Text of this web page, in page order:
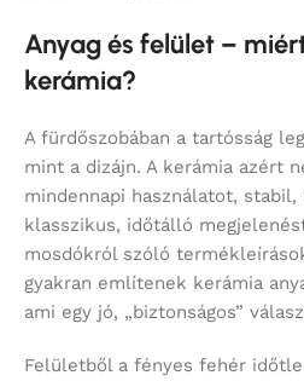
Anyag és felület –
kerámia?
A fürdőszobában a tartósság
mint a dizájn. A kerámia azért
mindennapi használatot,
klasszikus, időtálló
mosdókról szóló
gyakran említenek kerámia
ami egy jó, „biztonságos”
Felületből a fényes fehér